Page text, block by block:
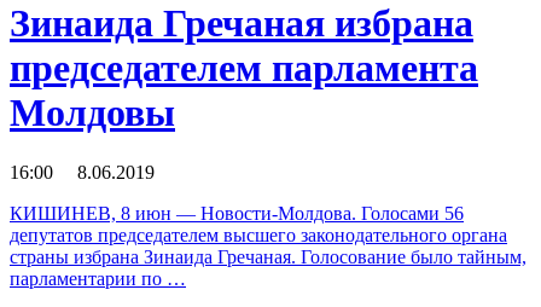
Зинаида Гречаная избрана
председателем парламента
Молдовы
16:00 8.06.2019
КИШИНЕВ, 8 июн — Новости-Молдова. Голосами 56
депутатов председателем высшего законодательного органа
страны избрана Зинаида Гречаная. Голосование было тайным,
парламентарии по …